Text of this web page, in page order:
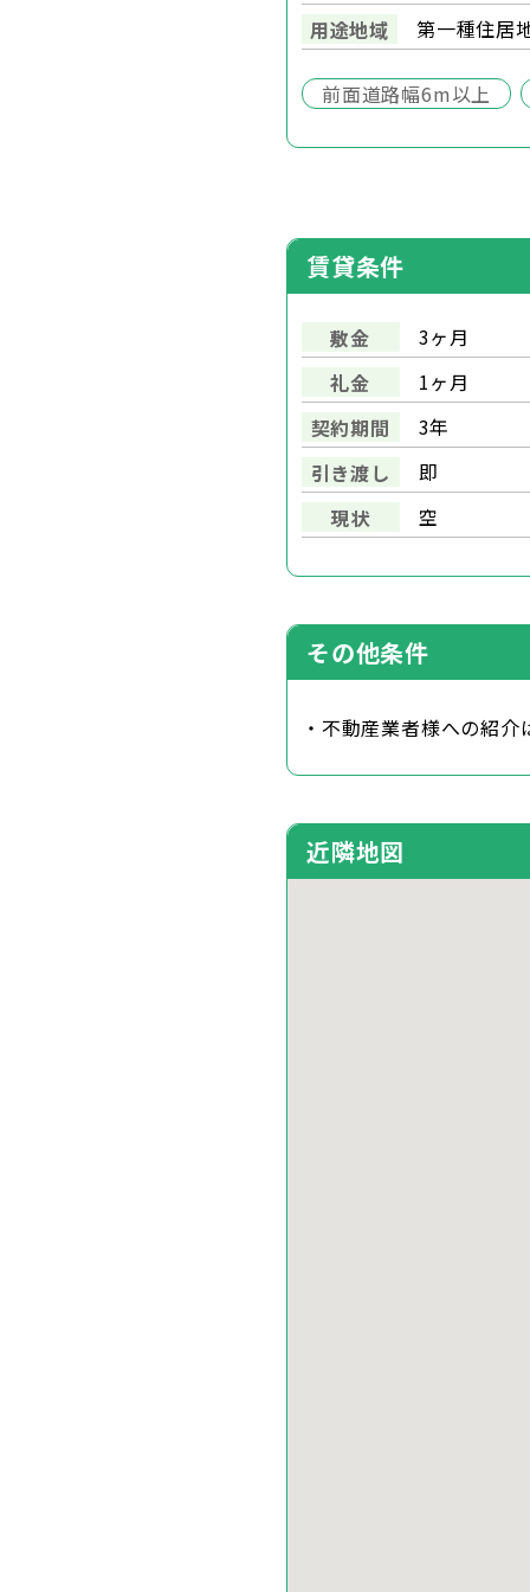
用途地域 第一種住居
前面道路幅6m以上
賃貸条件
敷金
3ヶ月
礼金
1ヶ月
契約期間
3年
引き渡し
即
現状
空
その他条件
・不動産業者様への紹介
近隣地図